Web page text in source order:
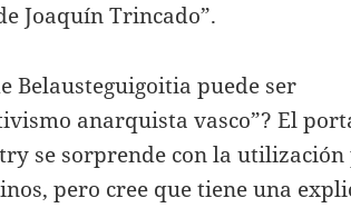
Joaquín Trincado”.
Belausteguigoitia puede ser
anarquista vasco”? El
se sorprende con la
pero cree que tiene una